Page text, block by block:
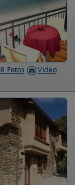
8 Fotos Video